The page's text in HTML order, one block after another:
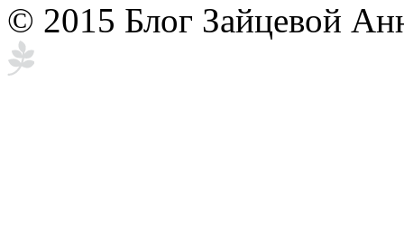
© 2015 Блог Зайцевой